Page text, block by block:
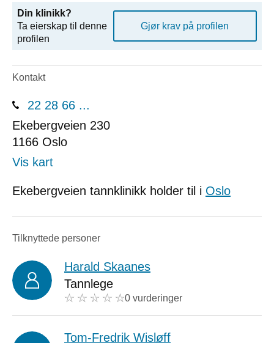
Din klinikk?
Ta eierskap til denne
profilen
Gjør krav på profilen
Kontakt
22 28 66 ...
Ekebergveien 230
1166 Oslo
Vis kart
Ekebergveien tannklinikk holder til i Oslo
Tilknyttede personer
Harald Skaanes
Tannlege
0 vurderinger
Tom-Fredrik Wisløff